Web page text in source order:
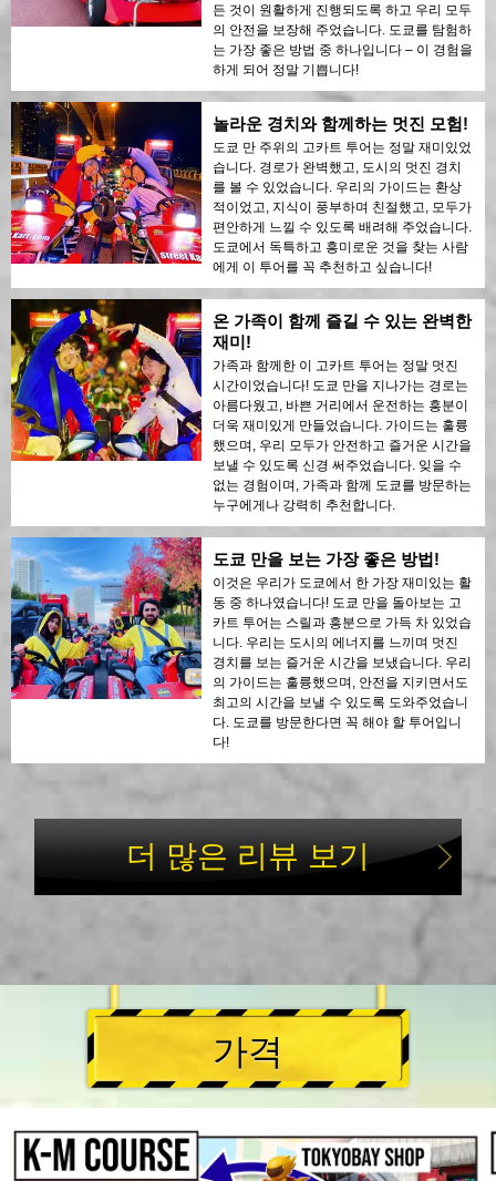
든 것이 원활하게 진행되도록 하고 우리 모두
의 안전을 보장해 주었습니다. 도쿄를 탐험하
는 가장 좋은 방법 중 하나입니다 – 이 경험을
하게 되어 정말 기쁩니다!
놀라운 경치와 함께하는 멋진 모험!
도쿄 만 주위의 고카트 투어는 정말 재미있었
습니다. 경로가 완벽했고, 도시의 멋진 경치
를 볼 수 있었습니다. 우리의 가이드는 환상
적이었고, 지식이 풍부하며 친절했고, 모두가
편안하게 느낄 수 있도록 배려해 주었습니다.
도쿄에서 독특하고 흥미로운 것을 찾는 사람
에게 이 투어를 꼭 추천하고 싶습니다!
온 가족이 함께 즐길 수 있는 완벽한
재미!
가족과 함께한 이 고카트 투어는 정말 멋진
시간이었습니다! 도쿄 만을 지나가는 경로는
아름다웠고, 바쁜 거리에서 운전하는 흥분이
더욱 재미있게 만들었습니다. 가이드는 훌륭
했으며, 우리 모두가 안전하고 즐거운 시간을
보낼 수 있도록 신경 써주었습니다. 잊을 수
없는 경험이며, 가족과 함께 도쿄를 방문하는
누구에게나 강력히 추천합니다.
도쿄 만을 보는 가장 좋은 방법!
이것은 우리가 도쿄에서 한 가장 재미있는 활
동 중 하나였습니다! 도쿄 만을 돌아보는 고
카트 투어는 스릴과 흥분으로 가득 차 있었습
니다. 우리는 도시의 에너지를 느끼며 멋진
경치를 보는 즐거운 시간을 보냈습니다. 우리
의 가이드는 훌륭했으며, 안전을 지키면서도
최고의 시간을 보낼 수 있도록 도와주었습니
다. 도쿄를 방문한다면 꼭 해야 할 투어입니
다!
더 많은 리뷰 보기
가격